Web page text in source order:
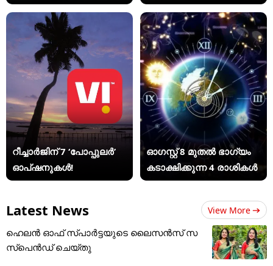
റീച്ചാർജിന് 7 ‘പോപ്പുലർ’
ഓപ്ഷനുകൾ!
ഓഗസ്റ്റ് 8 മുതൽ ഭാഗ്യം
കടാക്ഷിക്കുന്ന 4 രാശികൾ
Latest News View More
ഹെലന്‍ ഓഫ് സ്പാര്‍ട്ടയുടെ ലൈസന്‍സ് സ
സ്‌പെന്‍ഡ് ചെയ്തു